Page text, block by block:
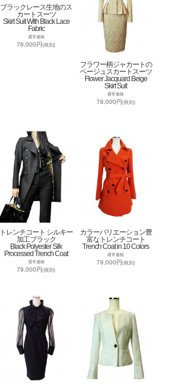
ブラックレース生地のス
カートスーツ
Skirt Suit With Black Lace
Fabric
通常価格
78,000円(税別)
フラワー柄ジャカートの
ベージュスカートスーツ
Flower Jacquard Beige
Skirt Suit
通常価格
78,000円(税別)
トレンチコート シルキー
加工ブラック
Black Polyester Silk
Processed Trench Coat
通常価格
79,000円(税別)
カラーバリエーション豊
富なトレンチコート
Trench Coat in 10 Colors
通常価格
79,000円 (税別)